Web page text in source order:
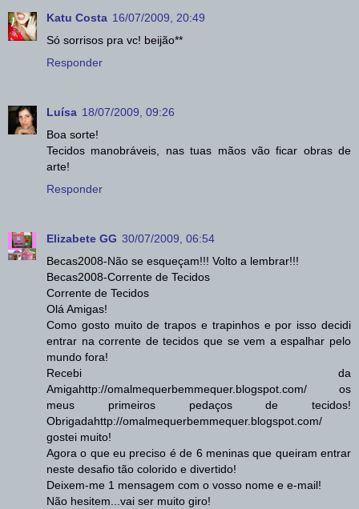
Katu Costa 16/07/2009, 20:49
Só sorrisos pra vc! beijão**
Responder
Luísa 18/07/2009, 09:26
Boa sorte!
Tecidos manobráveis, nas tuas mãos vão ficar obras de
arte!
Responder
Elizabete GG 30/07/2009, 06:54
Becas2008-Não se esqueçam!!! Volto a lembrar!!!
Becas2008-Corrente de Tecidos
Corrente de Tecidos
Olá Amigas!
Como gosto muito de trapos e trapinhos e por isso decidi
entrar na corrente de tecidos que se vem a espalhar pelo
mundo fora!
Recebi da
Amigahttp://omalmequerbemmequer.blogspot.com/ os
meus primeiros pedaços de tecidos!
Obrigadahttp://omalmequerbemmequer.blogspot.com/
gostei muito!
Agora o que eu preciso é de 6 meninas que queiram entrar
neste desafio tão colorido e divertido!
Deixem-me 1 mensagem com o vosso nome e e-mail!
Não hesitem...vai ser muito giro!